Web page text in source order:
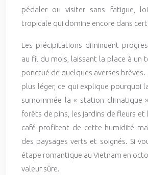
pédaler ou visiter sans fatigue,
tropicale qui domine encore dans
Les précipitations diminuent
au fil du mois, laissant la place à un
ponctué de quelques averses brèves.
plus léger, ce qui explique pourquoi
surnommée la « station climatique
forêts de pins, les jardins de fleurs
café profitent de cette humidité
des paysages verts et soignés. Si
étape romantique au Vietnam en
valeur sûre.